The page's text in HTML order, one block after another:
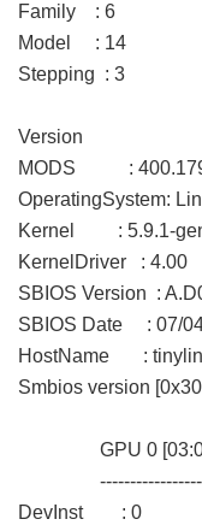
Family : 6
Model : 14
Stepping : 3
Version
MODS :
OperatingSystem:
Kernel : 5.9.1-
KernelDriver : 4.00
SBIOS Version :
SBIOS Date : 07/
HostName :
Smbios version
GPU 0